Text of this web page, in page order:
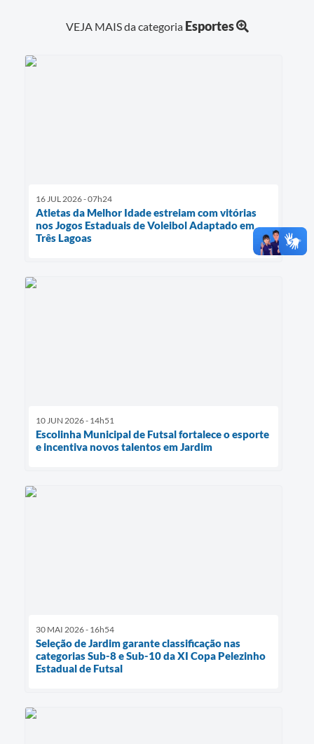
VEJA MAIS da categoria Esportes
16 JUL 2026 - 07h24
Atletas da Melhor Idade estreiam com vitórias
nos Jogos Estaduais de Voleibol Adaptado em
Três Lagoas
10 JUN 2026 - 14h51
Escolinha Municipal de Futsal fortalece o esporte
e incentiva novos talentos em Jardim
30 MAI 2026 - 16h54
Seleção de Jardim garante classificação nas
categorias Sub-8 e Sub-10 da XI Copa Pelezinho
Estadual de Futsal